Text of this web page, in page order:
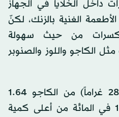
داخل الخلايا في الجهاز
الغنية بالزنك، لكنّ
من حيث سهولة
الكاجو واللوز والصنوبر
توفر حصة واحدة (نحو 28 غراماً) من الكاجو 1.64
ملليغرام من الزنك، أي 15 في المائة من أعلى كمية